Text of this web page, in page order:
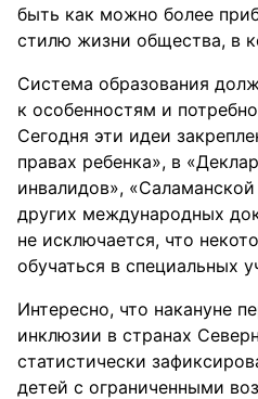
быть как можно более
стилю жизни общества, в
Система образования
к особенностям и
Сегодня эти идеи
правах ребенка», в
инвалидов»,
других международных
не исключается, что
обучаться в специальных
Интересно, что накануне
инклюзии в странах
статистически
детей с ограниченными